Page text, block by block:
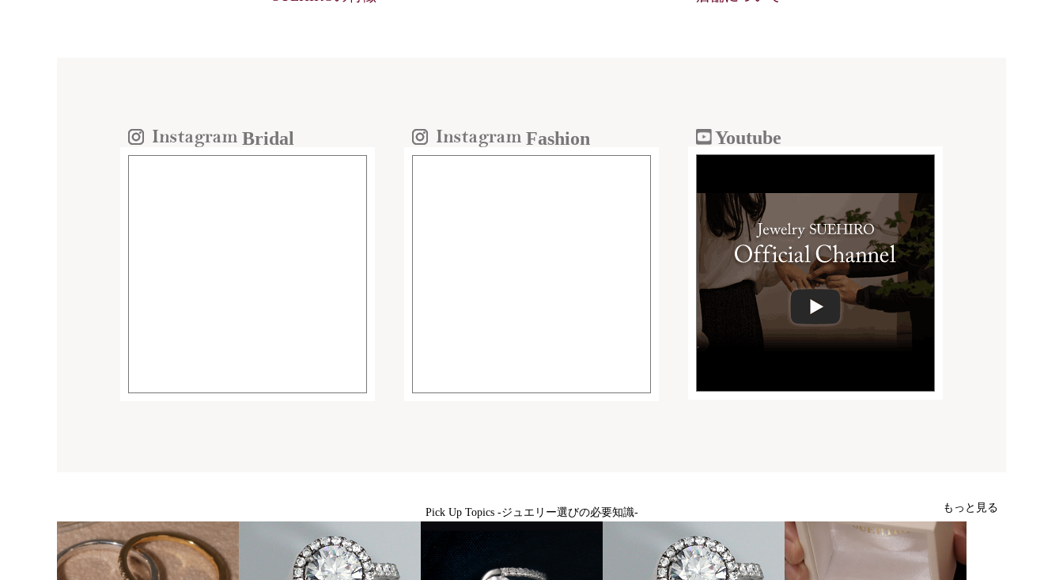
Bridal Fashion Youtube
Pick Up Topics -ジュエリー選びの必要知識- もっと見る